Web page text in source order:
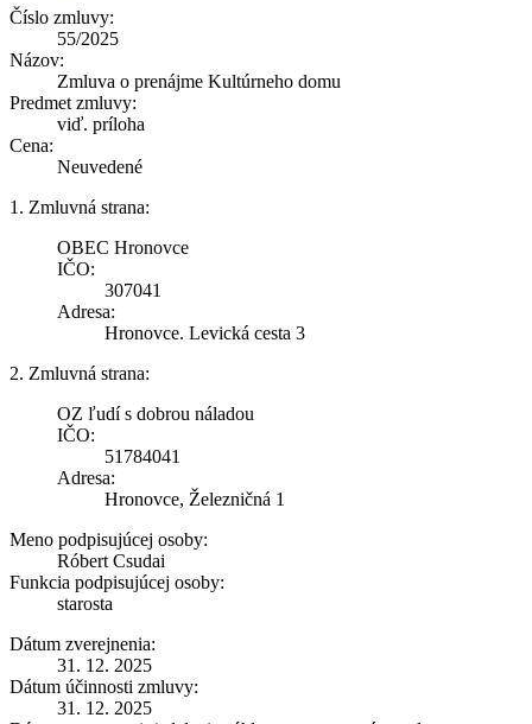
Číslo zmluvy:
55/2025
Názov:
Zmluva o prenájme Kultúrneho domu
Predmet zmluvy:
viď. príloha
Cena:
Neuvedené
1. Zmluvná strana:
OBEC Hronovce
IČO:
307041
Adresa:
Hronovce. Levická cesta 3
2. Zmluvná strana:
OZ ľudí s dobrou náladou
IČO:
51784041
Adresa:
Hronovce, Železničná 1
Meno podpisujúcej osoby:
Róbert Csudai
Funkcia podpisujúcej osoby:
starosta
Dátum zverejnenia:
31. 12. 2025
Dátum účinnosti zmluvy:
31. 12. 2025